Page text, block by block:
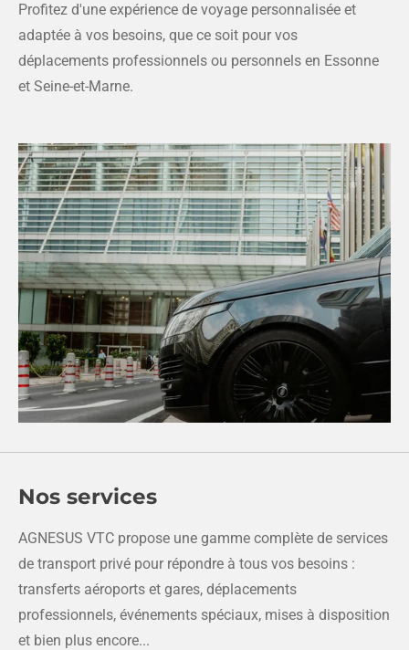
Profitez d'une expérience de voyage personnalisée et
adaptée à vos besoins, que ce soit pour vos
déplacements professionnels ou personnels en Essonne
et Seine-et-Marne.
Nos services
AGNESUS VTC propose une gamme complète de services
de transport privé pour répondre à tous vos besoins :
transferts aéroports et gares, déplacements
professionnels, événements spéciaux, mises à disposition
et bien plus encore...